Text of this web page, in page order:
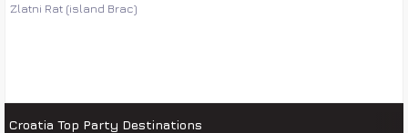
Zlatni Rat (island Brac)
Croatia Top Party Destinations